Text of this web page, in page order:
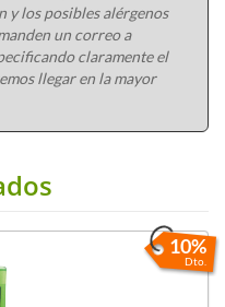
y los posibles alérgenos
un correo a
claramente el
llegar en la mayor
10%
Dto.